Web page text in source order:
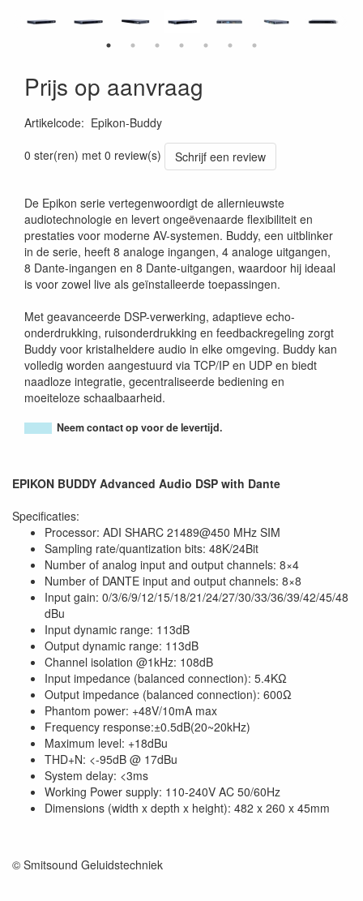
Prijs op aanvraag
Artikelcode: Epikon-Buddy
0 ster(ren) met 0 review(s)
Schrijf een review
De Epikon serie vertegenwoordigt de allernieuwste
audiotechnologie en levert ongeëvenaarde flexibiliteit en
prestaties voor moderne AV-systemen. Buddy, een uitblinker
in de serie, heeft 8 analoge ingangen, 4 analoge uitgangen,
8 Dante-ingangen en 8 Dante-uitgangen, waardoor hij ideaal
is voor zowel live als geïnstalleerde toepassingen.
Met geavanceerde DSP-verwerking, adaptieve echo-
onderdrukking, ruisonderdrukking en feedbackregeling zorgt
Buddy voor kristalheldere audio in elke omgeving. Buddy kan
volledig worden aangestuurd via TCP/IP en UDP en biedt
naadloze integratie, gecentraliseerde bediening en
moeiteloze schaalbaarheid.
Neem contact op voor de levertijd.
EPIKON BUDDY Advanced Audio DSP with Dante
Specificaties:
Processor: ADI SHARC 21489@450 MHz SIM
Sampling rate/quantization bits: 48K/24Bit
Number of analog input and output channels: 8×4
Number of DANTE input and output channels: 8×8
Input gain: 0/3/6/9/12/15/18/21/24/27/30/33/36/39/42/45/48
dBu
Input dynamic range: 113dB
Output dynamic range: 113dB
Channel isolation @1kHz: 108dB
Input impedance (balanced connection): 5.4KΩ
Output impedance (balanced connection): 600Ω
Phantom power: +48V/10mA max
Frequency response:±0.5dB(20~20kHz)
Maximum level: +18dBu
THD+N: <-95dB @ 17dBu
System delay: <3ms
Working Power supply: 110-240V AC 50/60Hz
Dimensions (width x depth x height): 482 x 260 x 45mm
© Smitsound Geluidstechniek